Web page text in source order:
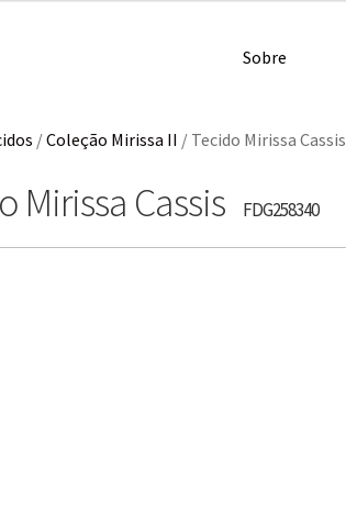
Sobre
/Coleção Mirissa II / Tecido Mirissa Cassis
Mirissa Cassis FDG258340